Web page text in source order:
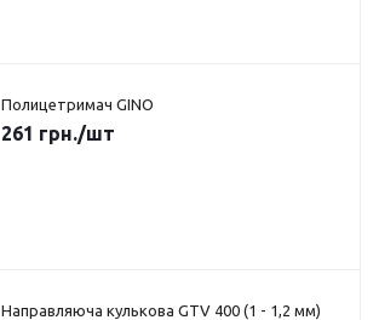
Полицетримач GINO
261 грн./шт
Направляюча кулькова GTV 400 (1 - 1,2 мм)